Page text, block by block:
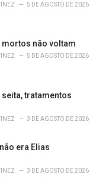
5 DE AGOSTO DE 2026
mortos não voltam
5 DE AGOSTO DE 2026
tratamentos
3 DE AGOSTO DE 2026
era Elias
3 DE AGOSTO DE 2026